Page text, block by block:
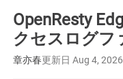
ドキュメント
OpenResty Edge
OpenResty
クセスログフ
章亦春更新日 Aug 4, 2026